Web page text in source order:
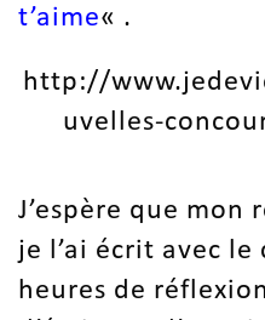
t’aime« .
http://
uvelles-
J’espère que mon
je l’ai écrit avec
heures de